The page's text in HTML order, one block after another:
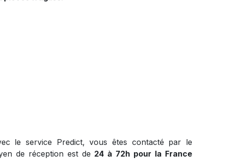
le service Predict, vous êtes contacté par le
de réception est de 24 à 72h pour la France